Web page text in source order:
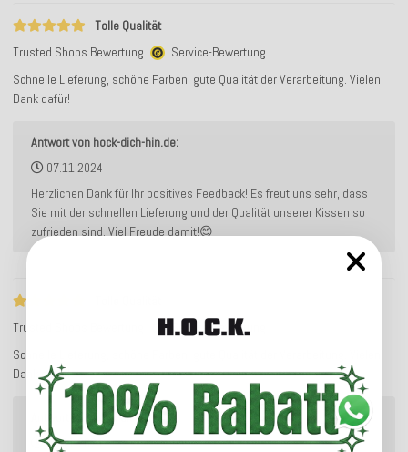
Tolle Qualität
Trusted Shops Bewertung
Service-Bewertung
Schnelle Lieferung, schöne Farben, gute Qualität der Verarbeitung. Vielen
Dank dafür!
Antwort von hock-dich-hin.de:
07.11.2024
Herzlichen Dank für Ihr positives Feedback! Es freut uns sehr, dass
Sie mit der schnellen Lieferung und der Qualität unserer Kissen so
zufrieden sind. Viel Freude damit!😊
Trusted Shops Bewertung
Service-Bewertung
Schnelle Lieferung, schöne Farben, gute Qualität der Verarbeitung. Vielen
Dank dafür!
Antwort von hock-dich-hin.de:
07.11.2024